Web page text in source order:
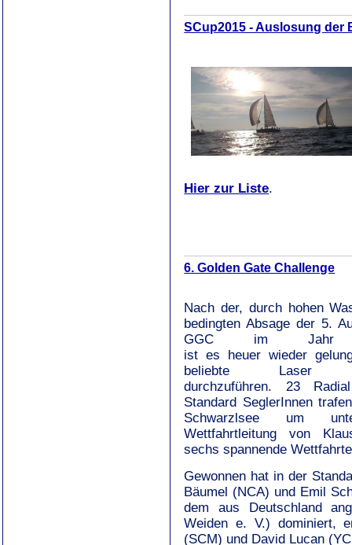
SCup2015 - Auslosung der
Hier zur Liste.
6. Golden Gate Challenge
Nach der, durch hohen
bedingten Absage der 5.
GGC im Jahr
ist es heuer wieder
beliebte Laser
durchzuführen. 23
Standard SeglerInnen
Schwarzlsee um
Wettfahrtleitung von
sechs spannende
Gewonnen hat in der
Bäumel (NCA) und Emil
dem aus Deutschland
Weiden e. V.) dominiert,
(SCM) und David Lucan